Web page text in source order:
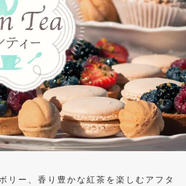
リー、香り豊かな紅茶を楽しむアフタ